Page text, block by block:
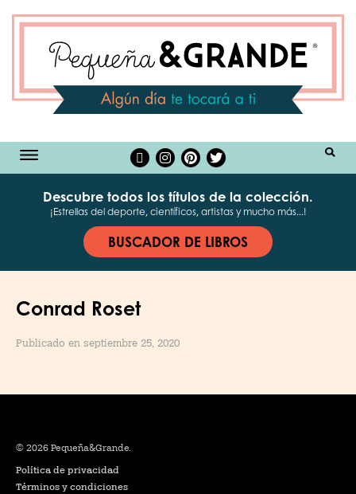
Descubre todos los títulos de la colección.
¡Estrellas del deporte, científicos, artistas y mucho más...!
BUSCADOR DE LIBROS
Conrad Roset
Publicado en septiembre 25, 2020
© 2026 Pequeña&Grande.
Política de privacidad
Términos y condiciones